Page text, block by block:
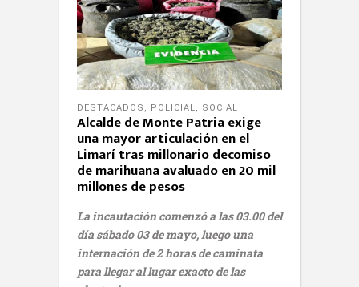
DESTACADOS POLICIAL SOCIAL
Alcalde de Monte Patria exige
una mayor articulación en el
Limarí tras millonario decomiso
de marihuana avaluado en 20 mil
millones de pesos
La incautación comenzó a las 03.00 del
día sábado 03 de mayo, luego una
internación de 2 horas de caminata
para llegar al lugar exacto de las